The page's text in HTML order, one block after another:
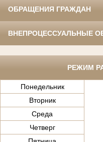
ОБРАЩЕНИЯ ГРАЖДАН
ВНЕПРОЦЕССУАЛЬНЫЕ
РЕЖИМ
Понедельник
Вторник
Среда
Четверг